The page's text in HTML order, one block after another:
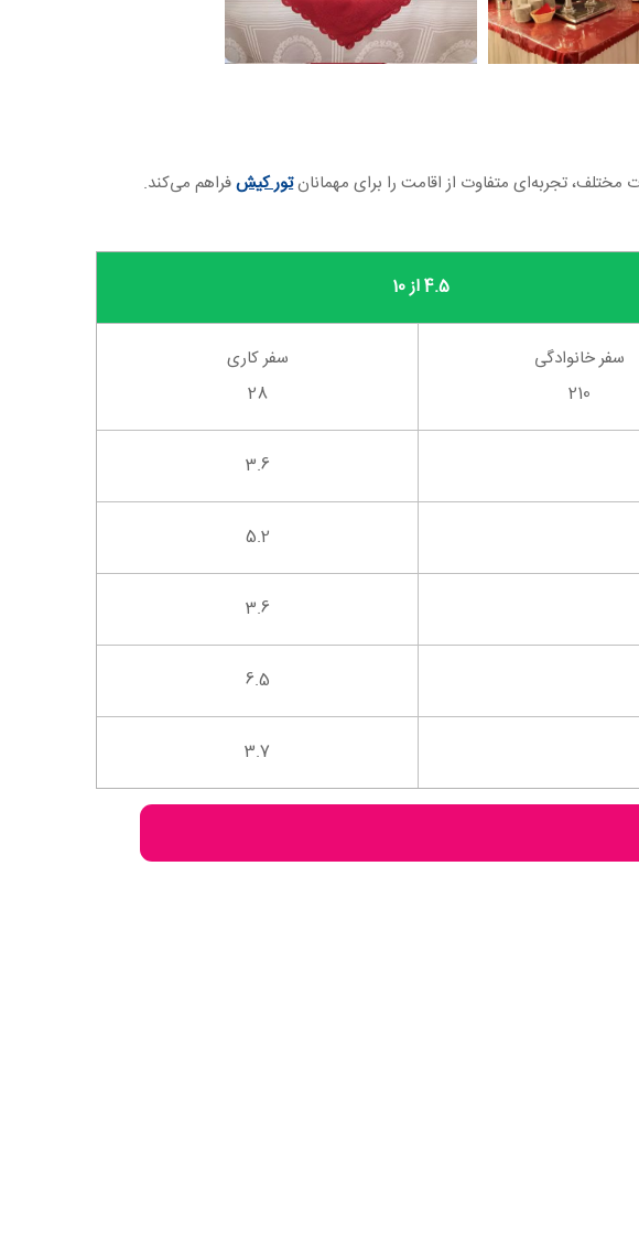
تجربه‌ای متفاوت از اقامت را برای مهمانانتور کیشفراهم می‌کند.
4.5 از 10
سفر خانوادگی
210
سفر کاری
28
3.6
5.2
3.6
6.5
3.7